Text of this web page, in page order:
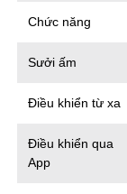
Chức năng
Sưởi ấm
Điều khiển từ xa
Điều khiển qua
App